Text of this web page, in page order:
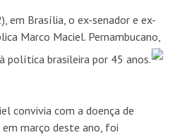
em Brasília, o ex-senador e ex-
Marco Maciel. Pernambucano,
política brasileira por 45 anos.
convivia com a doença de
março deste ano, foi